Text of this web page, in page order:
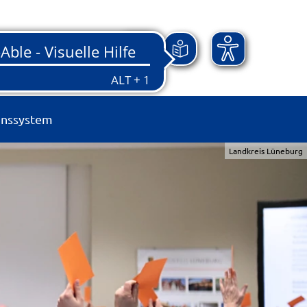
Landkreis Lüneburg